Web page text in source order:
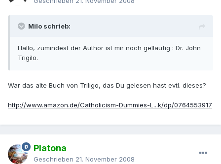
Milo schrieb:
Hallo, zumindest der Author ist mir noch gelläufig : Dr. John
Trigilo.
War das alte Buch von Triligo, das Du gelesen hast evtl. dieses?
http://www.amazon.de/Catholicism-Dummies-L...k/dp/0764553917
Platona
Geschrieben 21. November 2008